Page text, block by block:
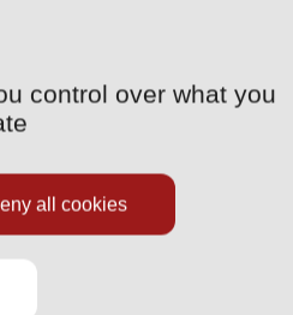
control over what you
all cookies